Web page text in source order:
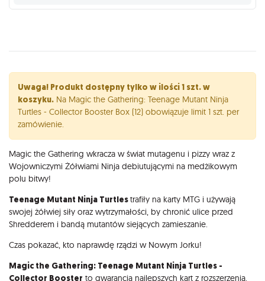
Opis
Uwaga! Produkt dostępny tylko w ilości 1 szt. w
koszyku. Na Magic the Gathering: Teenage Mutant Ninja
Turtles - Collector Booster Box (12) obowiązuje limit 1 szt. per
zamówienie.
Magic the Gathering wkracza w świat mutagenu i pizzy wraz z
Wojowniczymi Żółwiami Ninja debiutującymi na medżikowym
polu bitwy!
Teenage Mutant Ninja Turtlestrafiły na karty MTG i używają
swojej żółwiej siły oraz wytrzymałości, by chronić ulice przed
Shredderem i bandą mutantów siejących zamieszanie.
Czas pokazać, kto naprawdę rządzi w Nowym Jorku!
Magic the Gathering: Teenage Mutant Ninja Turtles -
Collector Booster to gwarancja najlepszych kart z rozszerzenia.